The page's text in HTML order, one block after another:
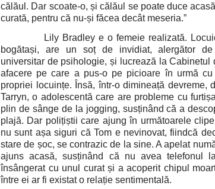
călăul. Dar scoate-o, și călăul se poate duce
curată, pentru că nu-și făcea decât meseria.”
Lily Bradley e o femeie realizată.
bogătași, are un soț de invidiat, alergător
universitar de psihologie, și lucrează la Cabinetul
afacere pe care a pus-o pe picioare în urmă
propriei locuințe. Însă, într-o dimineață devreme,
Tarryn, o adolescentă care are probleme cu
plin de sânge de la jogging, susținând că a
plajă. Dar polițiștii care ajung în următoarele
nu sunt așa siguri că Tom e nevinovat, fiindcă
stare de șoc, se contrazic de la sine. A apelat
ajuns acasă, susținând că nu avea telefonul
însângerat cu unul curat și a acoperit chipul
între ei ar fi existat o relație sentimentală.